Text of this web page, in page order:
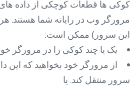
کوکی ها قطعات کوچکی از داده
مرورگر وب در رایانه شما هستند.
این سرور) ممکن است:
یک یا چند کوکی را در مرورگر
از مرورگر خود بخواهید که این
سرور منتقل کند. یا